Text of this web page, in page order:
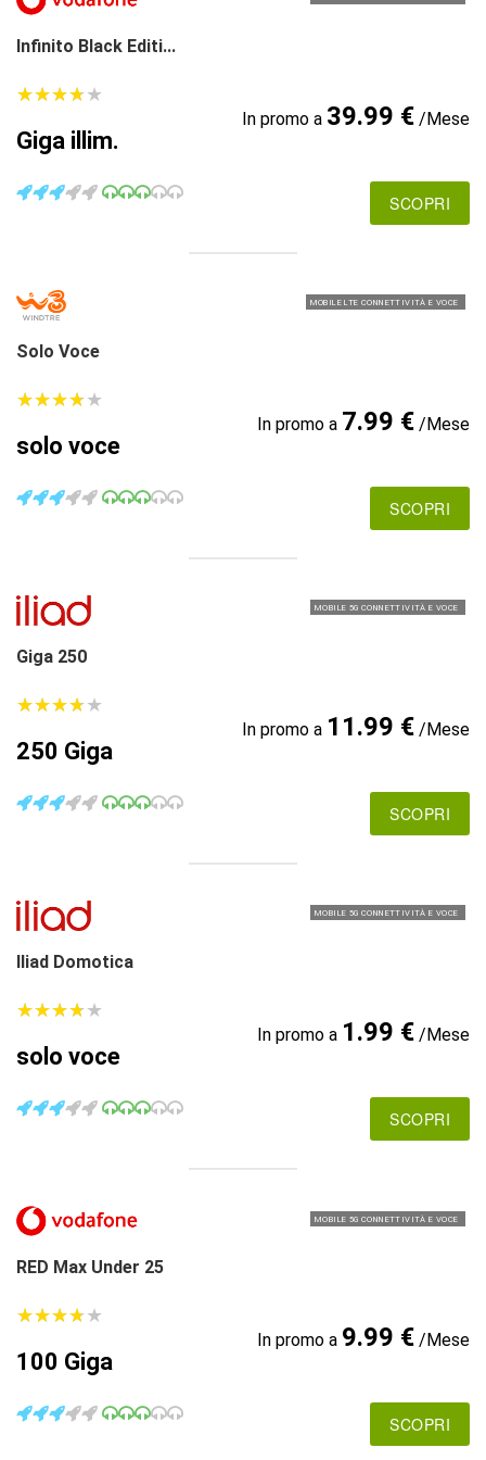
Infinito Black Editi...
★★★★★
★★★★★
Giga illim.
In promo a 39.99 €/Mese
SCOPRI
MOBILE LTE CONNETTIVITÀ E VOCE
Solo Voce
★★★★★
★★★★★
solo voce
In promo a 7.99 €/Mese
SCOPRI
MOBILE 5G CONNETTIVITÀ E VOCE
Giga 250
★★★★★
★★★★★
250 Giga
In promo a 11.99 €/Mese
SCOPRI
MOBILE 5G CONNETTIVITÀ E VOCE
Iliad Domotica
★★★★★
★★★★★
solo voce
In promo a 1.99 €/Mese
SCOPRI
MOBILE 5G CONNETTIVITÀ E VOCE
RED Max Under 25
★★★★★
★★★★★
100 Giga
In promo a 9.99 €/Mese
SCOPRI